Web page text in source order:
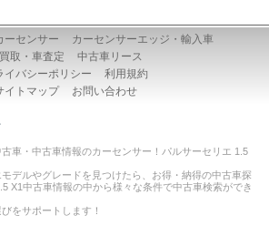
ーセンサー
カーセンサーエッジ・輸入車
取・車査定
中古車リース
イバシーポリシー
利用規約
イトマップ
お問い合わせ
車・中古車情報のカーセンサー！パルサーセリエ 1.5
デルやグレードを見つけたら、お得・納得の中古車探
X1中古車情報の中から様々な条件で中古車検索ができ
をサポートします！